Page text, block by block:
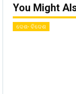
You Might
ଦେଶ- ବିଦେଶ